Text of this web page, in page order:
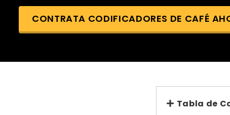
CONTRATA CODIFICADORES DE CAFÉ
Tabla de